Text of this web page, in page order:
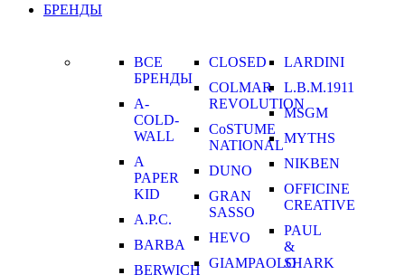
БРЕНДЫ
ВСЕ
БРЕНДЫ
A-
COLD-
WALL
A
PAPER
KID
A.P.C.
BARBA
BERWICH
CLOSED
COLMAR
REVOLUTION
CoSTUME
NATIONAL
DUNO
GRAN
SASSO
HEVO
GIAMPAOLO
LARDINI
L.B.M.1911
MSGM
MYTHS
NIKBEN
OFFICINE
CREATIVE
PAUL
&
SHARK